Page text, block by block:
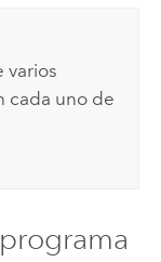
varios
cada uno de